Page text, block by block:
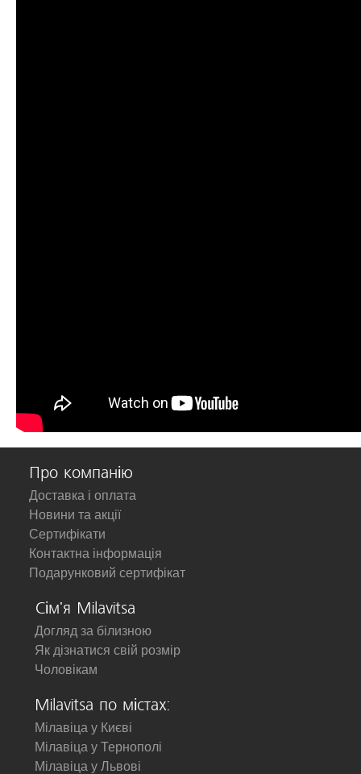
Про компанію
Доставка і оплата
Новини та акції
Сертифікати
Контактна інформація
Подарунковий сертифікат
Сім'я Milavitsa
Догляд за білизною
Як дізнатися свій розмір
Чоловікам
Milavitsa по містах:
Мілавіца у Києві
Мілавіца у Тернополі
Мілавіца у Львові